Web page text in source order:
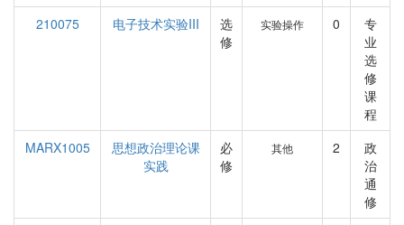
210075
电子技术实验III
选
修
实验操作 0
专
业
选
修
课
程
MARX1005
思想政治理论课
实践
必
修
其他 2
政
治
通
修